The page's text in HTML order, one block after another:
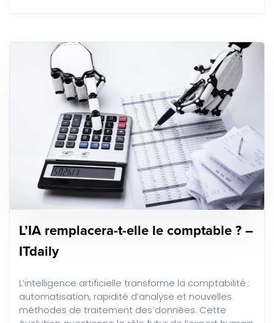
L’IA remplacera-t-elle le comptable ? –
ITdaily
L’intelligence artificielle transforme la comptabilité :
automatisation, rapidité d’analyse et nouvelles
méthodes de traitement des données. Cette